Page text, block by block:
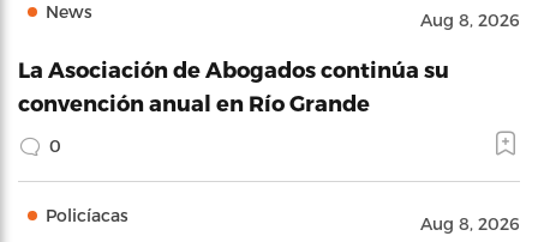
News Aug 8, 2026
La Asociación de Abogados continúa su
convención anual en Río Grande
0
Policíacas Aug 8, 2026